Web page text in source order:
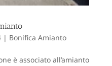
| Bonifica Amianto
è associato all’amianto